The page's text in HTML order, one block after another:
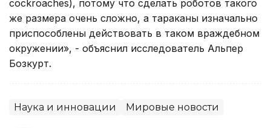
cockroaches), потому что сделать роботов такого
же размера очень сложно, а тараканы изначально
приспособлены действовать в таком враждебном
окружении», - объяснил исследователь Альпер
Бозкурт.
Наука и инновации Мировые новости